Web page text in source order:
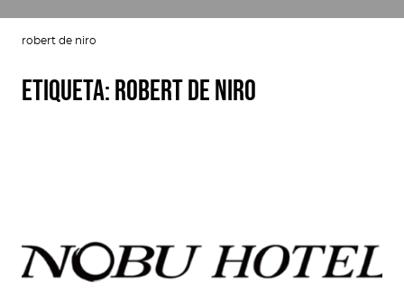
robert de niro
Etiqueta:robert de niro